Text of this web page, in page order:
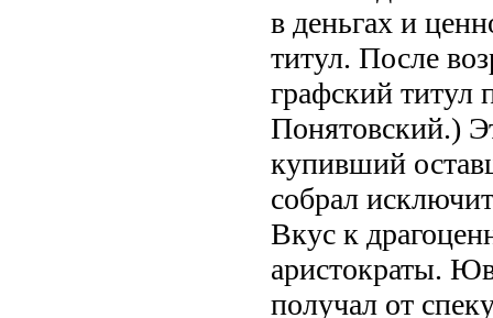
в деньгах и
титул. После
графский титул
Понятовский.)
купивший
собрал
Вкус к
аристократы.
получал от